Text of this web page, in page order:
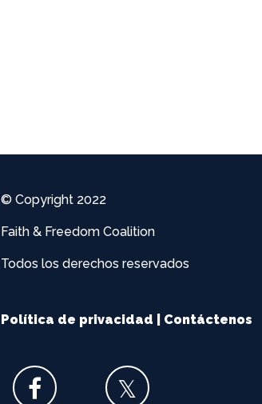
© Copyright 2022
Faith & Freedom Coalition
Todos los derechos reservados
Política de privacidad Contáctenos